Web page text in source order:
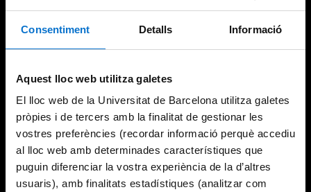
Consentiment Detalls Informació
Aquest lloc web utilitza galetes
El lloc web de la Universitat de Barcelona utilitza galetes
pròpies i de tercers amb la finalitat de gestionar les
vostres preferències (recordar informació perquè accediu
al lloc web amb determinades característiques que
puguin diferenciar la vostra experiència de la d’altres
usuaris), amb finalitats estadístiques (analitzar com